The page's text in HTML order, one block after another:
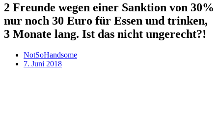
2 Freunde wegen einer Sanktion von 30%
nur noch 30 Euro für Essen und trinken,
3 Monate lang. Ist das nicht ungerecht?!
NotSoHandsome
7. Juni 2018